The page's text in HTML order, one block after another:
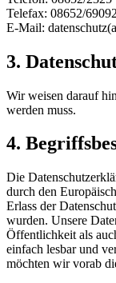
Telefax: 08652/
E-Mail:
3.
Wir weisen darauf
werden muss.
4.
Die
durch den
Erlass der
wurden. Unsere
Öffentlichkeit als
einfach lesbar und
möchten wir vorab